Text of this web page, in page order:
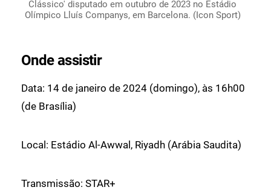
Clássico' disputado em outubro de 2023 no Estádio
Olímpico Lluís Companys, em Barcelona. (Icon Sport)
Onde assistir
Data: 14 de janeiro de 2024 (domingo), às 16h00
(de Brasília)
Local: Estádio Al-Awwal, Riyadh (Arábia Saudita)
Transmissão: STAR+